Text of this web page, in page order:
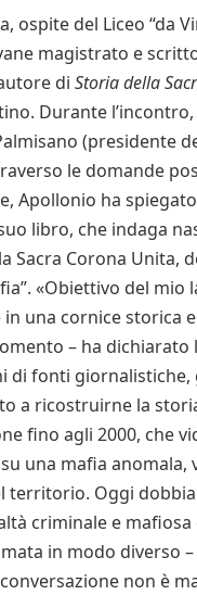
ospite del Liceo “da
magistrato e
di Storia della
Durante
(presidente
le domande
Apollonio ha
libro, che indaga
Sacra Corona Unita,
«Obiettivo del mio
una cornice storica
– ha dichiarato
di fonti giornalistiche,
a ricostruirne la
fino agli 2000, che
una mafia anomala,
territorio. Oggi
criminale e
in modo diverso
non è